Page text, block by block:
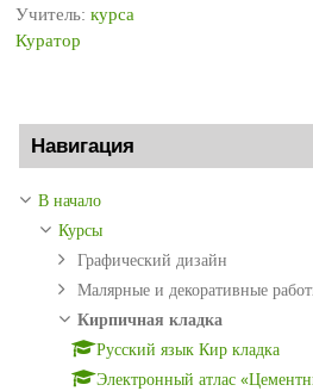
Учитель: курса
Куратор
Навигация
В начало
Курсы
Графический дизайн
Малярные и декоративные
Кирпичная кладка
Русский язык Кир кладка
Электронный атлас